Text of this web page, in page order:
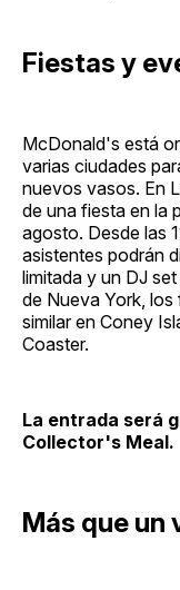
Fiestas y
McDonald's está
varias ciudades
nuevos vasos. En
de una fiesta en la
agosto. Desde las
asistentes podrán
limitada y un DJ
de Nueva York,
similar en Coney
Coaster.
La entrada será
Collector's Meal.
Más que un